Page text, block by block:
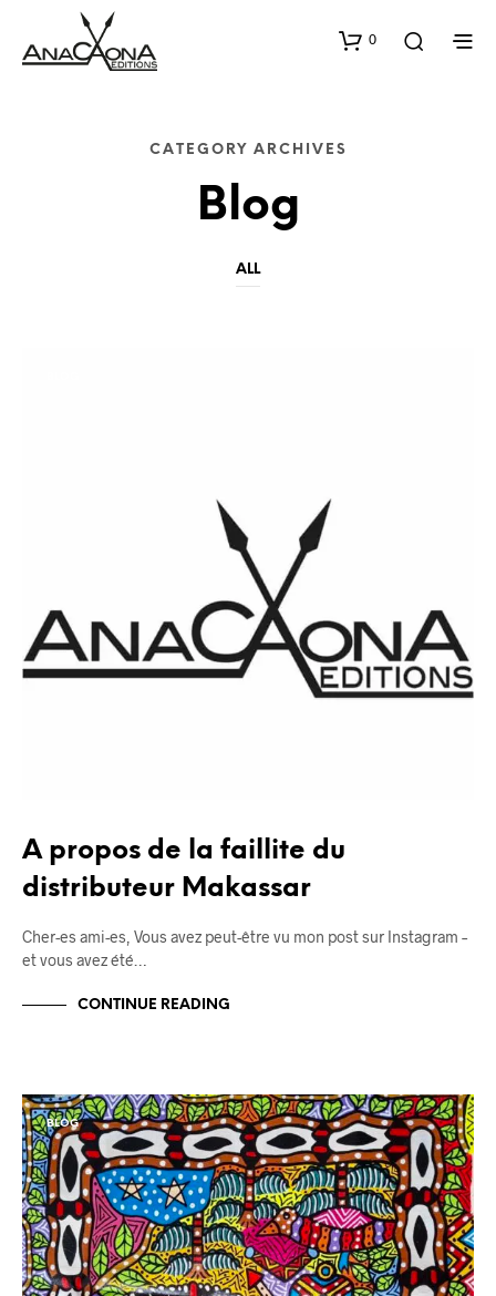
0
CATEGORY ARCHIVES
Blog
ALL
A propos de la faillite du
distributeur Makassar
Cher-es ami-es, Vous avez peut-être vu mon post sur Instagram –
et vous avez été…
CONTINUE READING
BLOG